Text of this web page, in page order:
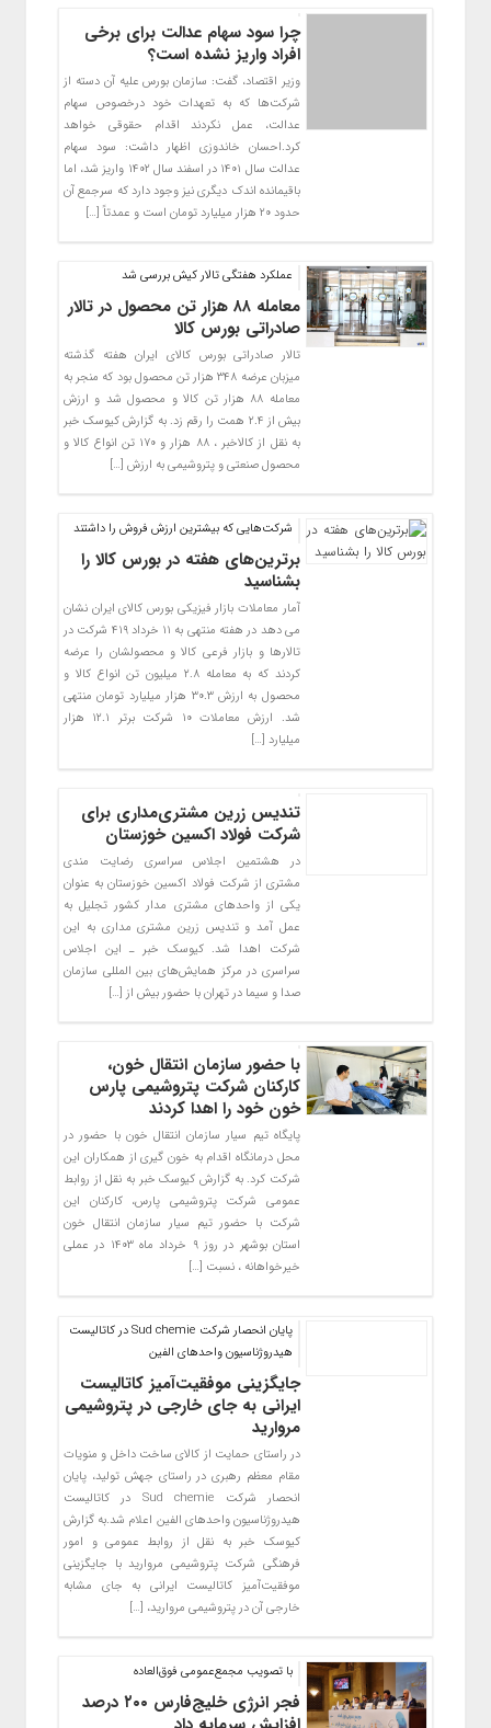
چرا سود سهام عدالت برای برخی
افراد واریز نشده است؟
وزیر اقتصاد، گفت: سازمان بورس علیه آن دسته از
شرکت‌ها که به تعهدات خود درخصوص سهام
عدالت، عمل نکردند اقدام حقوقی خواهد
کرد.احسان خاندوزی اظهار داشت: سود سهام
عدالت سال ۱۴۰۱ در اسفند سال ۱۴۰۲ واریز شد، اما
باقیمانده اندک دیگری نیز وجود دارد که سرجمع آن
حدود ۲۰ هزار میلیارد تومان است و عمدتاً […]
عملکرد هفتگی تالار کیش بررسی شد
معامله ۸۸ هزار تن محصول در تالار
صادراتی بورس کالا
تالار صادراتی بورس کالای ایران هفته گذشته
میزبان عرضه ۳۴۸ هزار تن محصول بود که منجر به
معامله ۸۸ هزار تن کالا و محصول شد و ارزش
بیش از ۲.۴ همت را رقم زد. به گزارش کیوسک خبر
به نقل از کالاخبر ، ۸۸ هزار و ۱۷۰ تن انواع کالا و
محصول صنعتی و پتروشیمی به ارزش […]
شرکت‌هایی که بیشترین ارزش فروش را داشتند
برترین‌های هفته در بورس کالا را
بشناسید
آمار معاملات بازار فیزیکی بورس کالای ایران نشان
می دهد در هفته منتهی به ۱۱ خرداد ۴۱۹ شرکت در
تالارها و بازار فرعی کالا و محصولشان را عرضه
کردند که به معامله ۲.۸ میلیون تن انواع کالا و
محصول به ارزش ۳۰.۳ هزار میلیارد تومان منتهی
شد. ارزش معاملات ۱۰ شرکت برتر ۱۲.۱ هزار
میلیارد […]
تندیس زرین مشتری‌مداری برای
شرکت فولاد اکسین خوزستان
در هشتمین اجلاس سراسری رضایت مندی
مشتری از شرکت فولاد اکسین خوزستان به عنوان
یکی از واحدهای مشتری مدار کشور تجلیل به
عمل آمد و تندیس زرین مشتری مداری به این
شرکت اهدا شد. کیوسک خبر ـ این اجلاس
سراسری در مرکز همایش‌های بین المللی سازمان
صدا و سیما در تهران با حضور بیش از […]
با حضور سازمان انتقال خون،
کارکنان شرکت پتروشیمی پارس
خون خود را اهدا کردند
پایگاه تیم سیار سازمان انتقال خون با حضور در
محل درمانگاه اقدام به خون گیری از همکاران این
شرکت کرد. به گزارش کیوسک خبر به نقل از روابط
عمومی شرکت پتروشیمی پارس، کارکنان این
شرکت با حضور تیم سیار سازمان انتقال خون
استان بوشهر در روز ۹ خرداد ماه ۱۴۰۳ در عملی
خیرخواهانه ، نسبت […]
پایان انحصار شرکت Sud chemie در کاتالیست
هیدروژناسیون واحدهای الفین
‏‎جایگزینی موفقیت‌آمیز کاتالیست
ایرانی به جای خارجی در پتروشیمی
مروارید
در راستای حمایت از کالای ساخت داخل و منویات
مقام معظم رهبری در راستای جهش تولید، پایان
انحصار شرکت Sud chemie در کاتالیست
هیدروژناسیون واحدهای الفین اعلام شد.‏‎به گزارش
کیوسک خبر به نقل از روابط عمومی و امور
فرهنگی شرکت پتروشیمی مروارید با جایگزینی
موفقیت‌آمیز کاتالیست ایرانی به جای مشابه
خارجی آن در پتروشیمی مروارید، […]
با تصویب مجمع‌عمومی فوق‌العاده
فجر انرژی خلیج‌فارس ۲۰۰ درصد